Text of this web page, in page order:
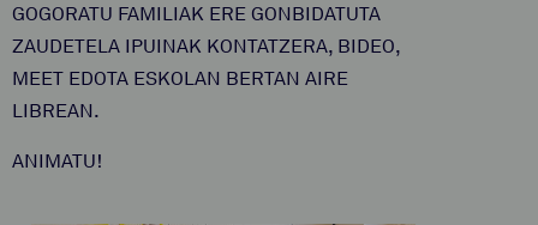
GOGORATU FAMILIAK ERE GONBIDATUTA
ZAUDETELA IPUINAK KONTATZERA, BIDEO,
MEET EDOTA ESKOLAN BERTAN AIRE
LIBREAN.
ANIMATU!